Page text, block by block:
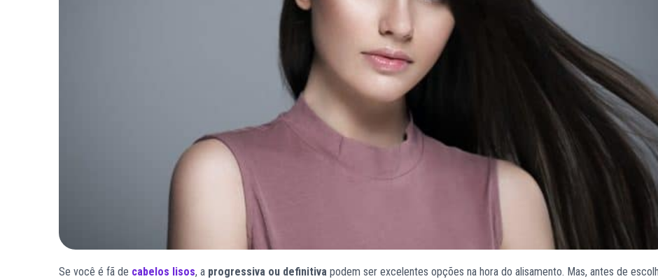
Se você é fã de cabelos lisos, a progressiva ou definitiva podem ser excelentes opções na hora do alisamento. Mas, antes de